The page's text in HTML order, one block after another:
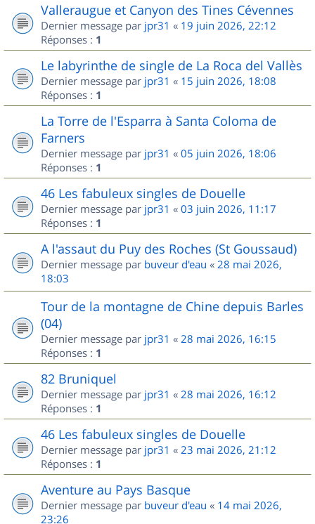
Valleraugue et Canyon des Tines Cévennes
Dernier message par jpr31 « 19 juin 2026, 22:12
Réponses : 1
Le labyrinthe de single de La Roca del Vallès
Dernier message par jpr31 « 15 juin 2026, 18:08
Réponses : 1
La Torre de l'Esparra à Santa Coloma de
Farners
Dernier message par jpr31 « 05 juin 2026, 18:06
Réponses : 1
46 Les fabuleux singles de Douelle
Dernier message par jpr31 « 03 juin 2026, 11:17
Réponses : 1
A l'assaut du Puy des Roches (St Goussaud)
Dernier message par buveur d'eau « 28 mai 2026,
18:03
Tour de la montagne de Chine depuis Barles
(04)
Dernier message par jpr31 « 28 mai 2026, 16:15
Réponses : 1
82 Bruniquel
Dernier message par jpr31 « 28 mai 2026, 16:12
Réponses : 1
46 Les fabuleux singles de Douelle
Dernier message par jpr31 « 23 mai 2026, 21:12
Réponses : 1
Aventure au Pays Basque
Dernier message par buveur d'eau « 14 mai 2026,
23:26